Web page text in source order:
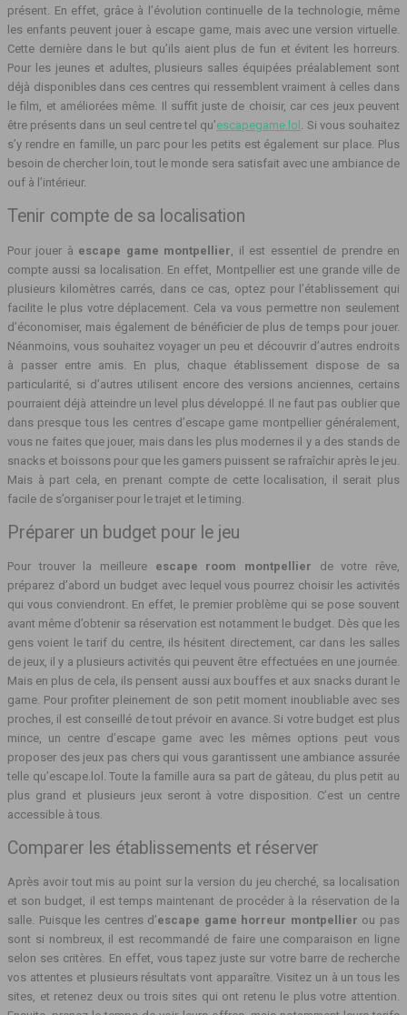
présent. En effet, grâce à l’évolution continuelle de la technologie, même
les enfants peuvent jouer à escape game, mais avec une version virtuelle.
Cette dernière dans le but qu’ils aient plus de fun et évitent les horreurs.
Pour les jeunes et adultes, plusieurs salles équipées préalablement sont
déjà disponibles dans ces centres qui ressemblent vraiment à celles dans
le film, et améliorées même. Il suffit juste de choisir, car ces jeux peuvent
être présents dans un seul centre tel qu’escapegame.lol . Si vous souhaitez
s’y rendre en famille, un parc pour les petits est également sur place. Plus
besoin de chercher loin, tout le monde sera satisfait avec une ambiance de
ouf à l’intérieur.
Tenir compte de sa localisation
Pour jouer à escape game montpellier , il est essentiel de prendre en
compte aussi sa localisation. En effet, Montpellier est une grande ville de
plusieurs kilomètres carrés, dans ce cas, optez pour l’établissement qui
facilite le plus votre déplacement. Cela va vous permettre non seulement
d’économiser, mais également de bénéficier de plus de temps pour jouer.
Néanmoins, vous souhaitez voyager un peu et découvrir d’autres endroits
à passer entre amis. En plus, chaque établissement dispose de sa
particularité, si d’autres utilisent encore des versions anciennes, certains
pourraient déjà atteindre un level plus développé. Il ne faut pas oublier que
dans presque tous les centres d’escape game montpellier généralement,
vous ne faites que jouer, mais dans les plus modernes il y a des stands de
snacks et boissons pour que les gamers puissent se rafraîchir après le jeu.
Mais à part cela, en prenant compte de cette localisation, il serait plus
facile de s’organiser pour le trajet et le timing.
Préparer un budget pour le jeu
Pour trouver la meilleure escape room montpellier de votre rêve,
préparez d’abord un budget avec lequel vous pourrez choisir les activités
qui vous conviendront. En effet, le premier problème qui se pose souvent
avant même d’obtenir sa réservation est notamment le budget. Dès que les
gens voient le tarif du centre, ils hésitent directement, car dans les salles
de jeux, il y a plusieurs activités qui peuvent être effectuées en une journée.
Mais en plus de cela, ils pensent aussi aux bouffes et aux snacks durant le
game. Pour profiter pleinement de son petit moment inoubliable avec ses
proches, il est conseillé de tout prévoir en avance. Si votre budget est plus
mince, un centre d’escape game avec les mêmes options peut vous
proposer des jeux pas chers qui vous garantissent une ambiance assurée
telle qu’escape.lol. Toute la famille aura sa part de gâteau, du plus petit au
plus grand et plusieurs jeux seront à votre disposition. C’est un centre
accessible à tous.
Comparer les établissements et réserver
Après avoir tout mis au point sur la version du jeu cherché, sa localisation
et son budget, il est temps maintenant de procéder à la réservation de la
salle. Puisque les centres d’escape game horreur montpellier ou pas
sont si nombreux, il est recommandé de faire une comparaison en ligne
selon ses critères. En effet, vous tapez juste sur votre barre de recherche
vos attentes et plusieurs résultats vont apparaître. Visitez un à un tous les
sites, et retenez deux ou trois sites qui ont retenu le plus votre attention.